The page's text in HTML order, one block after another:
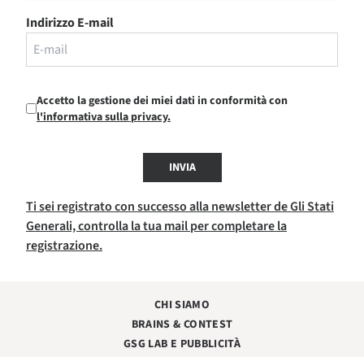
Indirizzo E-mail
Accetto la gestione dei miei dati in conformità con
l'informativa sulla privacy.
INVIA
Ti sei registrato con successo alla newsletter de Gli Stati
Generali, controlla la tua mail per completare la
registrazione.
CHI SIAMO
BRAINS & CONTEST
GSG LAB E PUBBLICITÀ